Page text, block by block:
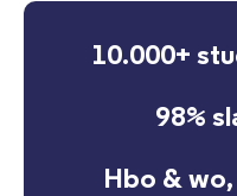
10.000+
98%
Hbo &